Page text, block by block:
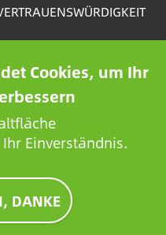
entwickelter
Million Kreditberichten
kategorisiert, um
Cookies, um Ihr
Einverständnis.
DANKE